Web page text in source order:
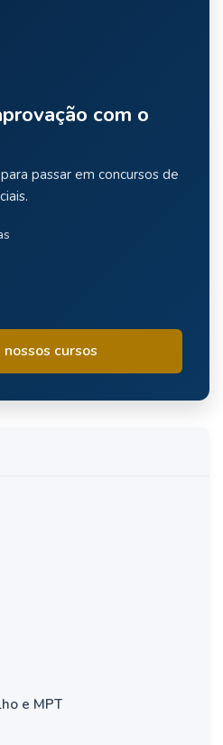
com o
passar em concursos de
nossos cursos
e MPT